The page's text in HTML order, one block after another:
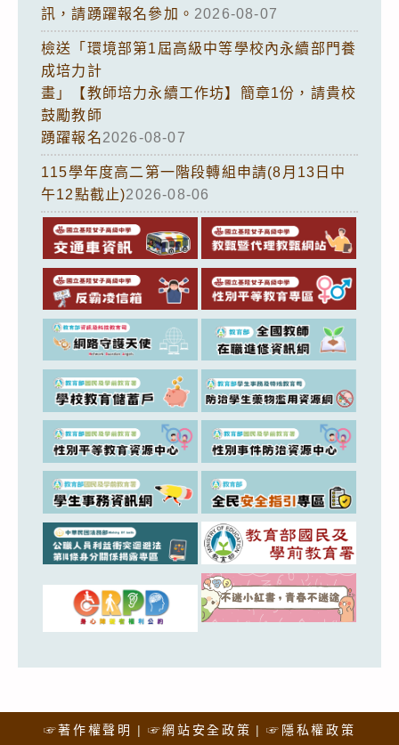
訊，請踴躍報名參加。 2026-08-07
檢送「環境部第1屆高級中等學校內永續部門養
成培力計
畫」【教師培力永續工作坊】簡章1份，請貴校
鼓勵教師
踴躍報名2026-08-07
115學年度高二第一階段轉組申請(8月13日中
午12點截止)2026-08-06
☞著作權聲明 ☞網站安全政策 ☞隱私權政策